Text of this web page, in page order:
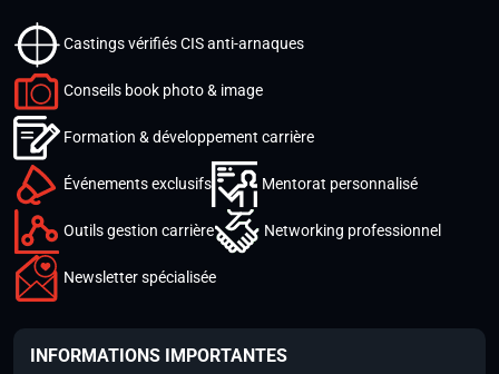
Castings vérifiés CIS anti-arnaques
Conseils book photo & image
Formation & développement carrière
Événements exclusifs Mentorat personnalisé
Outils gestion carrière Networking professionnel
Newsletter spécialisée
INFORMATIONS IMPORTANTES